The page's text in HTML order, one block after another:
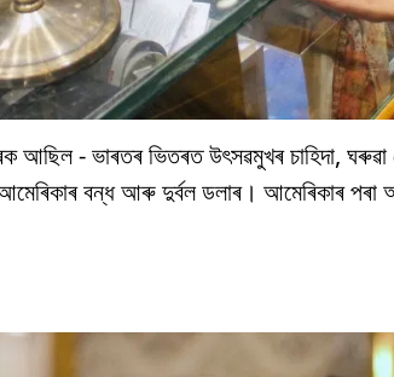
- ভাৰতৰ ভিতৰত উৎসৱমুখৰ চাহিদা, ঘৰুৱা
বন্ধ আৰু দুৰ্বল ডলাৰ। আমেৰিকাৰ পৰা